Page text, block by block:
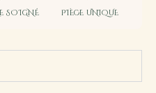
SOIGNÉ PIÈCE UNIQUE